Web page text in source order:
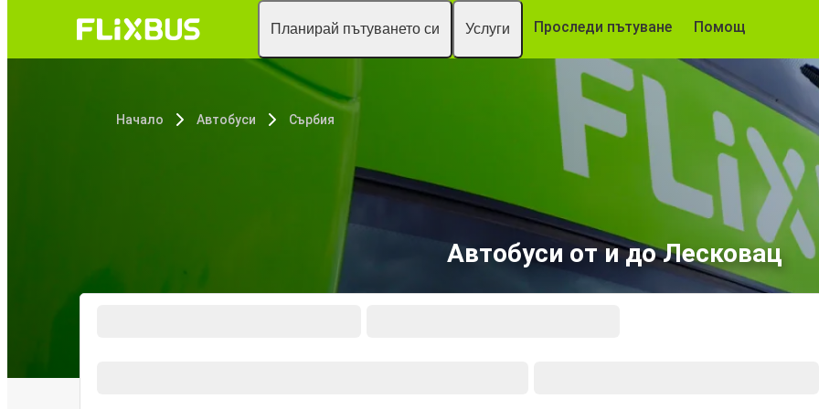
Планирай пътуването си Услуги Проследи пътуване Помощ
Начало Автобуси Сърбия
Автобуси от и до Лесковац